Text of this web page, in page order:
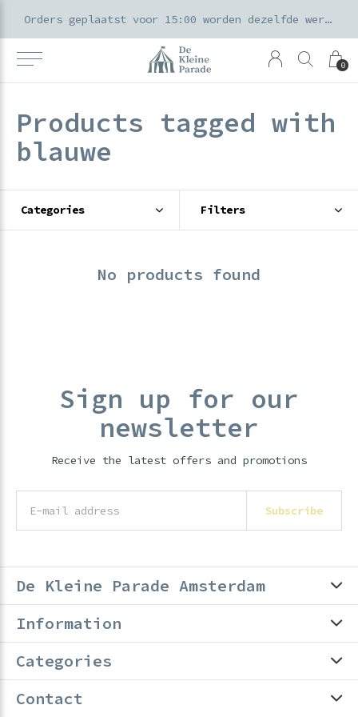
0
Orders geplaatst voor 15:00 worden dezelfde werkdag verzonden
Products tagged with
blauwe
Categories Filters
No products found
Sign up for our
newsletter
Receive the latest offers and promotions
Subscribe
De Kleine Parade Amsterdam
Information
Categories
Contact